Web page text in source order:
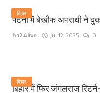
बिहार
पटना में बेखौफ अपराधी ने
bn24live Jul 12, 2025 0
बिहार
बिहार में फिर जंगलराज